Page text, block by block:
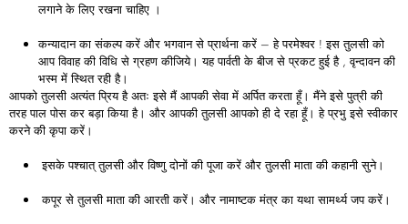
लगाने के लिए रखना चाहिए ।
कन्यादान का संकल्प करें और भगवान से प्रार्थना करें – हे परमेश्वर ! इस तुलसी को
आप विवाह की विधि से ग्रहण कीजिये। यह पार्वती के बीज से प्रकट हुई है , वृन्दावन की
भस्म में स्थित रही है।
आपको तुलसी अत्यंत प्रिय है अतः इसे मैं आपकी सेवा में अर्पित करता हूँ। मैंने इसे पुत्री की
तरह पाल पोस कर बड़ा किया है। और आपकी तुलसी आपको ही दे रहा हूँ। हे प्रभु इसे स्वीकार
करने की कृपा करें।
इसके पश्चात् तुलसी और विष्णु दोनों की पूजा करें और तुलसी माता की कहानी सुने।
कपूर से तुलसी माता की आरती करें। और नामाष्टक मंत्र का यथा सामर्थ्य जप करें।